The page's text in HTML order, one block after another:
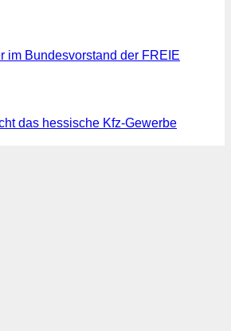
im Bundesvorstand der FREIE
das hessische Kfz-Gewerbe